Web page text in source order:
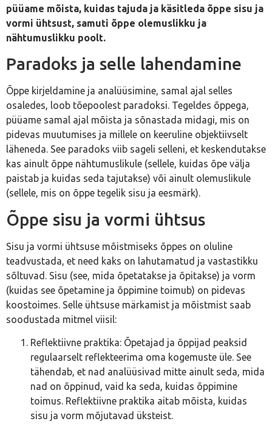
püüame mõista, kuidas tajuda ja käsitleda õppe sisu ja
vormi ühtsust, samuti õppe olemuslikku ja
nähtumuslikku poolt.
Paradoks ja selle lahendamine
Õppe kirjeldamine ja analüüsimine, samal ajal selles
osaledes, loob tõepoolest paradoksi. Tegeldes õppega,
püüame samal ajal mõista ja sõnastada midagi, mis on
pidevas muutumises ja millele on keeruline objektiivselt
läheneda. See paradoks viib sageli selleni, et keskendutakse
kas ainult õppe nähtumuslikule (sellele, kuidas õpe välja
paistab ja kuidas seda tajutakse) või ainult olemuslikule
(sellele, mis on õppe tegelik sisu ja eesmärk).
Õppe sisu ja vormi ühtsus
Sisu ja vormi ühtsuse mõistmiseks õppes on oluline
teadvustada, et need kaks on lahutamatud ja vastastikku
sõltuvad. Sisu (see, mida õpetatakse ja õpitakse) ja vorm
(kuidas see õpetamine ja õppimine toimub) on pidevas
koostoimes. Selle ühtsuse märkamist ja mõistmist saab
soodustada mitmel viisil:
Reflektiivne praktika: Õpetajad ja õppijad peaksid
regulaarselt reflekteerima oma kogemuste üle. See
tähendab, et nad analüüsivad mitte ainult seda, mida
nad on õppinud, vaid ka seda, kuidas õppimine
toimus. Reflektiivne praktika aitab mõista, kuidas
sisu ja vorm mõjutavad üksteist.